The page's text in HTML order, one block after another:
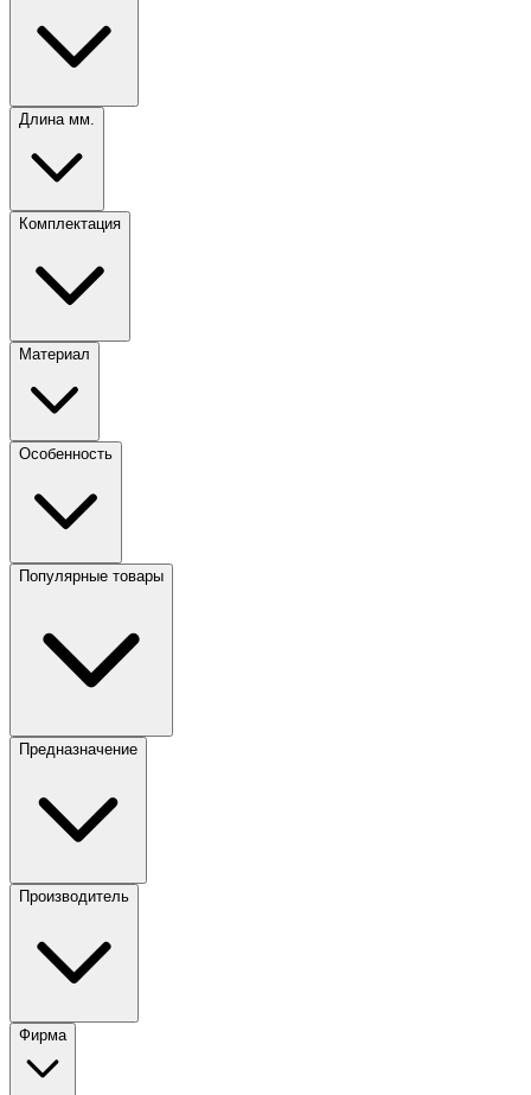
Длина мм.
Комплектация
Материал
Особенность
Популярные товары
Предназначение
Производитель
Фирма